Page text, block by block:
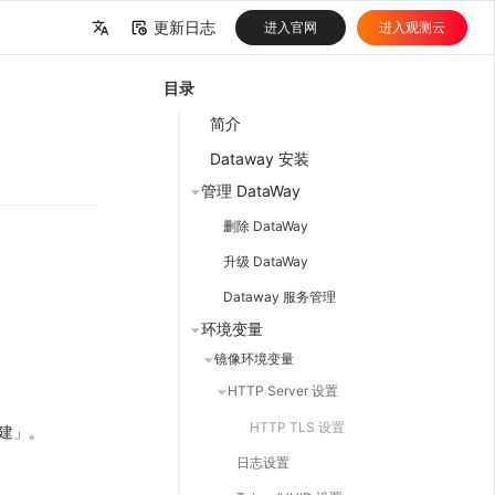
更新日志 进入官网 进入观测云
目录
简介
Dataway 安装
管理 DataWay
删除 DataWay
升级 DataWay
Dataway 服务管理
环境变量
镜像环境变量
HTTP Server 设置
HTTP TLS 设置
日志设置
」。